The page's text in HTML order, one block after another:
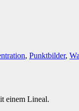
, Punktbilder,
einem Lineal.